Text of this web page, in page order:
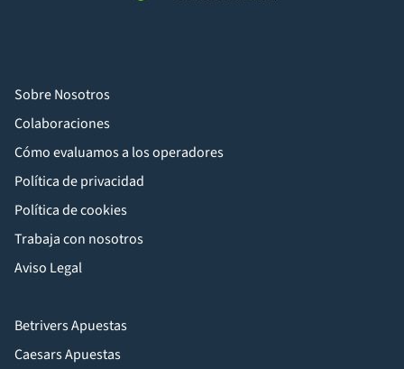
Sobre Nosotros
Colaboraciones
Cómo evaluamos a los operadores
Política de privacidad
Política de cookies
Trabaja con nosotros
Aviso Legal
Betrivers Apuestas
Caesars Apuestas